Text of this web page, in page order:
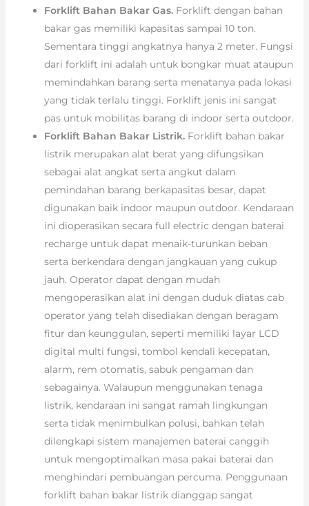
Forklift Bahan Bakar Gas. Forklift dengan bahan
bakar gas memiliki kapasitas sampai 10 ton.
Sementara tinggi angkatnya hanya 2 meter. Fungsi
dari forklift ini adalah untuk bongkar muat ataupun
memindahkan barang serta menatanya pada lokasi
yang tidak terlalu tinggi. Forklift jenis ini sangat
pas untuk mobilitas barang di indoor serta outdoor.
Forklift Bahan Bakar Listrik. Forklift bahan bakar
listrik merupakan alat berat yang difungsikan
sebagai alat angkat serta angkut dalam
pemindahan barang berkapasitas besar, dapat
digunakan baik indoor maupun outdoor. Kendaraan
ini dioperasikan secara full electric dengan baterai
recharge untuk dapat menaik-turunkan beban
serta berkendara dengan jangkauan yang cukup
jauh. Operator dapat dengan mudah
mengoperasikan alat ini dengan duduk diatas cab
operator yang telah disediakan dengan beragam
fitur dan keunggulan, seperti memiliki layar LCD
digital multi fungsi, tombol kendali kecepatan,
alarm, rem otomatis, sabuk pengaman dan
sebagainya. Walaupun menggunakan tenaga
listrik, kendaraan ini sangat ramah lingkungan
serta tidak menimbulkan polusi, bahkan telah
dilengkapi sistem manajemen baterai canggih
untuk mengoptimalkan masa pakai baterai dan
menghindari pembuangan percuma. Penggunaan
forklift bahan bakar listrik dianggap sangat